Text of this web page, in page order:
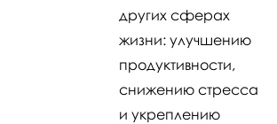
других сферах
жизни: улучшению
продуктивности,
снижению стресса
и укреплению